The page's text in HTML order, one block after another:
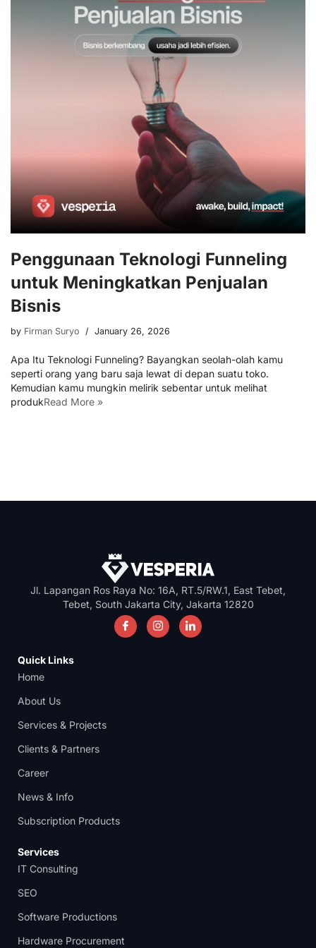
Penggunaan Teknologi Funneling
untuk Meningkatkan Penjualan
Bisnis
by Firman Suryo January 26, 2026
Apa Itu Teknologi Funneling? Bayangkan seolah-olah kamu
seperti orang yang baru saja lewat di depan suatu toko.
Kemudian kamu mungkin melirik sebentar untuk melihat
produkRead More »
Jl. Lapangan Ros Raya No: 16A, RT.5/RW.1, East Tebet,
Tebet, South Jakarta City, Jakarta 12820
Quick Links
Home
About Us
Services & Projects
Clients & Partners
Career
News & Info
Subscription Products
Services
IT Consulting
SEO
Software Productions
Hardware Procurement